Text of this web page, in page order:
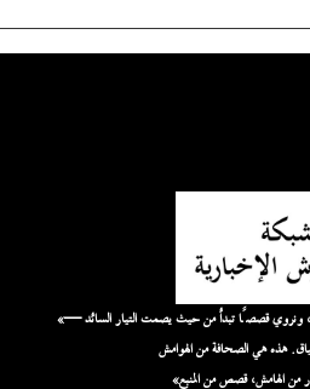
«نحن نُضخّم الأصوات التي لها قيمة، ونروي قصصًا تبدأ من حيث يصمت التيار السائد —